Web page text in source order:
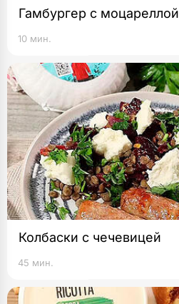
Гамбургер с моцареллой
10 мин.
Колбаски с чечевицей
45 мин.